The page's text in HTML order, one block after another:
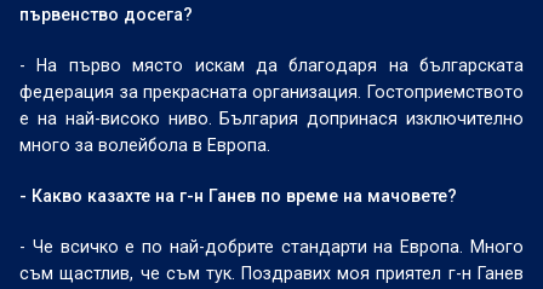
първенство досега?
- На първо място искам да благодаря на българската
федерация за прекрасната организация. Гостоприемството
е на най-високо ниво. България допринася изключително
много за волейбола в Европа.
- Какво казахте на г-н Ганев по време на мачовете?
- Че всичко е по най-добрите стандарти на Европа. Много
съм щастлив, че съм тук. Поздравих моя приятел г-н Ганев